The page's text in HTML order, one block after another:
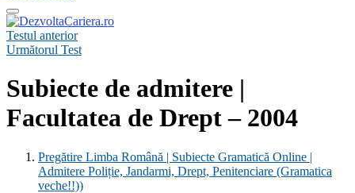
Testul anterior
Următorul Test
Subiecte de admitere |
Facultatea de Drept – 2004
Pregătire Limba Română | Subiecte Gramatică Online |
Admitere Poliție, Jandarmi, Drept, Penitenciare (Gramatica
veche!!))